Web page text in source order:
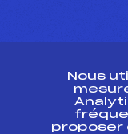
ESPACE
Ressources
Nous
proposer